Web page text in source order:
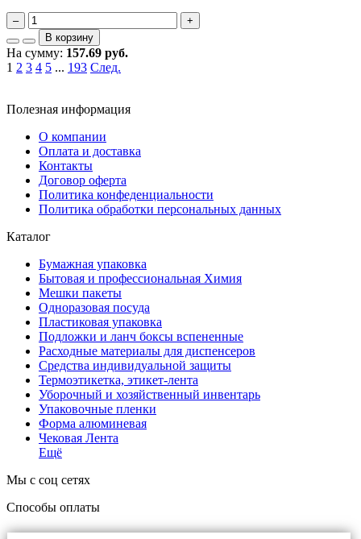
–
+
В корзину
На сумму: 157.69 руб.
1 2 3 4 5 ... 193 След.
Полезная информация
О компании
Оплата и доставка
Контакты
Договор оферта
Политика конфеденциальности
Политика обработки персональных данных
Каталог
Бумажная упаковка
Бытовая и профессиональная Химия
Мешки пакеты
Одноразовая посуда
Пластиковая упаковка
Подложки и ланч боксы вспененные
Расходные материалы для диспенсеров
Средства индивидуальной защиты
Термоэтикетка, этикет-лента
Уборочный и хозяйственный инвентарь
Упаковочные пленки
Форма алюминевая
Чековая Лента
Ещё
Мы с соц сетях
Способы оплаты